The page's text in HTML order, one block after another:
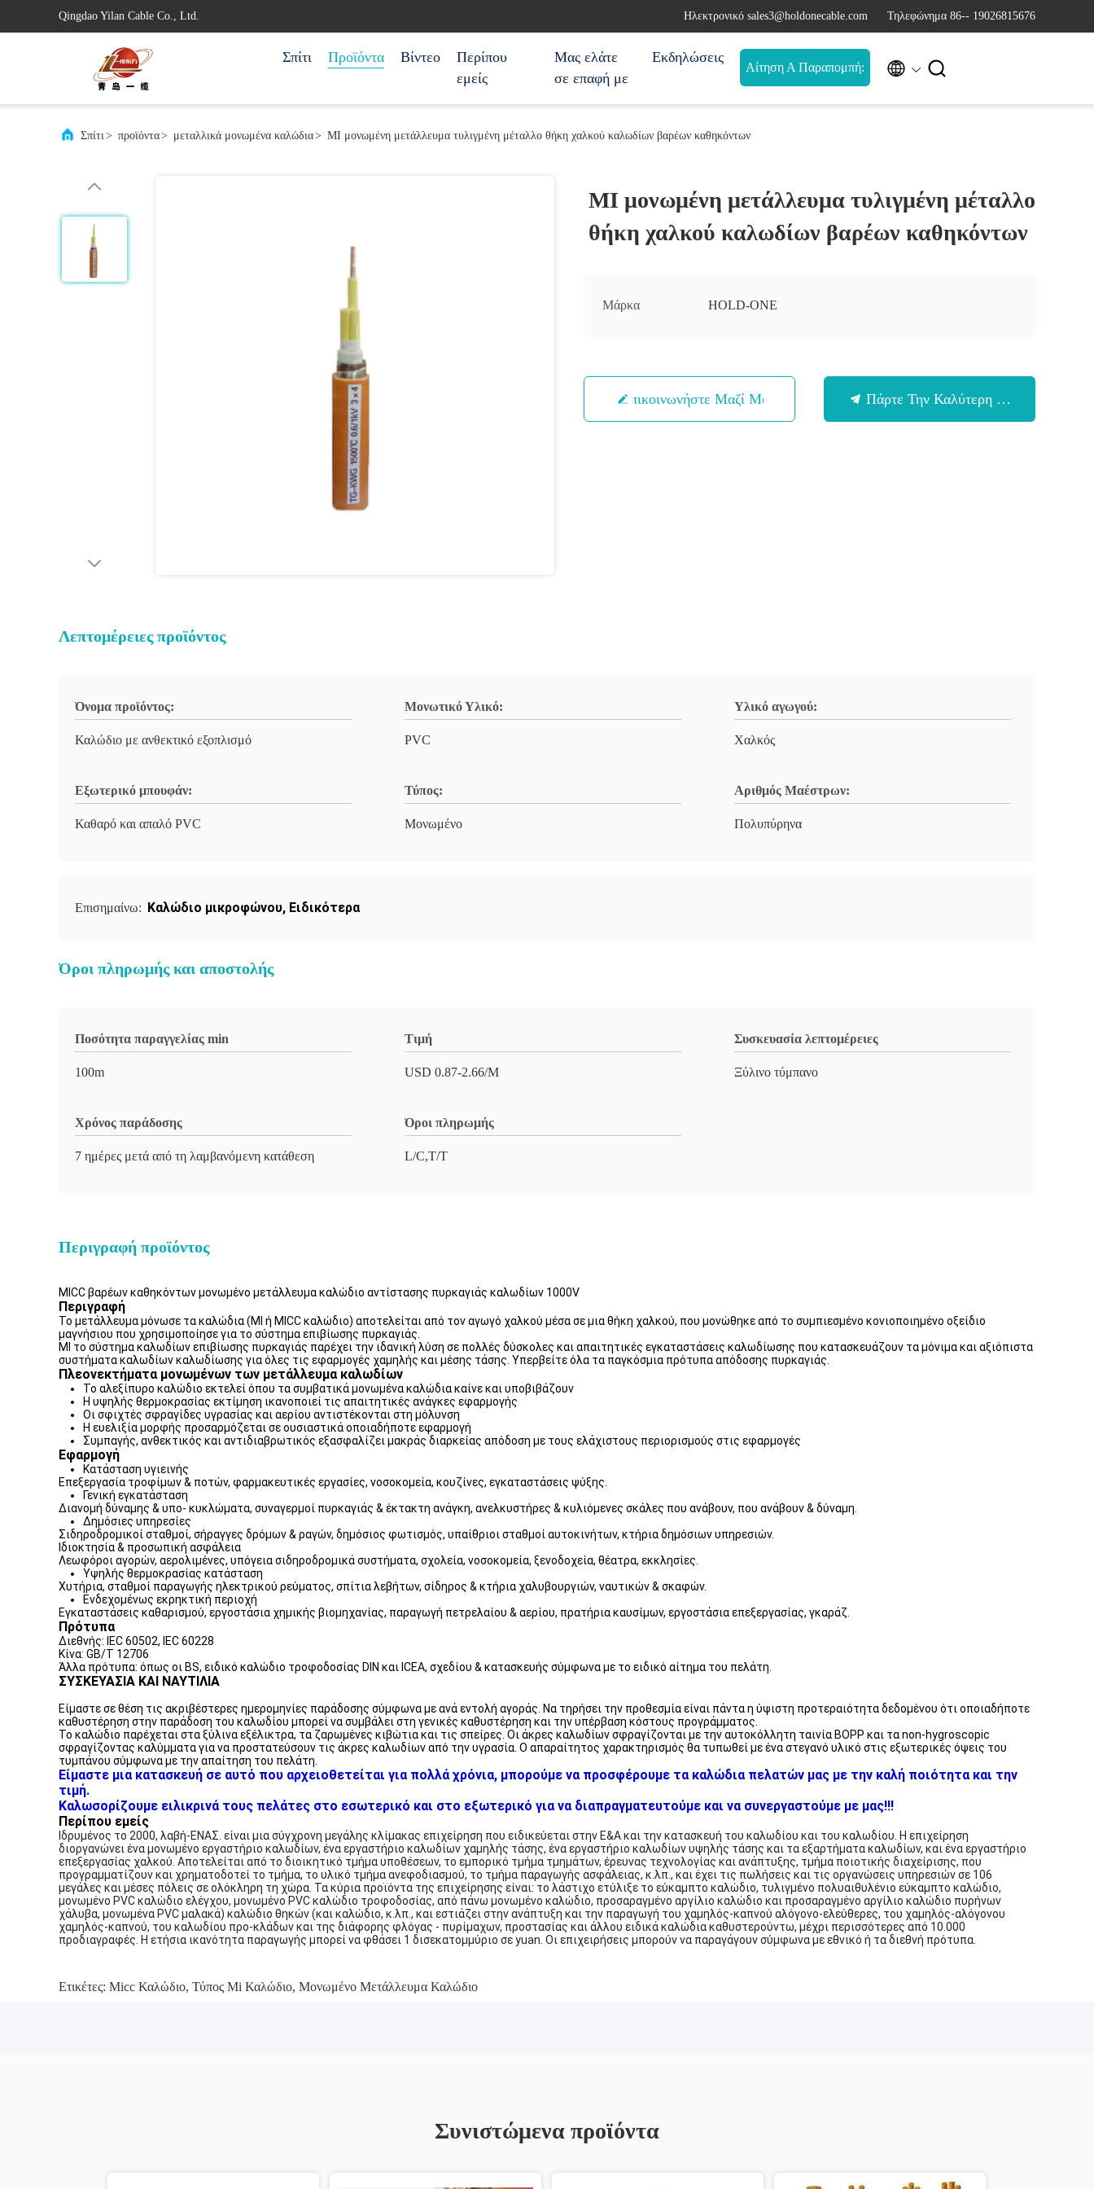
Qingdao Yilan Cable Co., Ltd. Ηλεκτρονικό sales3@holdonecable.com Τηλεφώνημα 86-- 19026815676
Σπίτι Προϊόντα Βίντεο
Περίπου
εμείς
Μας ελάτε
σε επαφή με
Εκδηλώσεις
Αίτηση Α Παραπομπή:  
Σπίτι> προϊόντα> μεταλλικά μονωμένα καλώδια> MI μονωμένη μετάλλευμα τυλιγμένη μέταλλο θήκη χαλκού καλωδίων βαρέων καθηκόντων
MI μονωμένη μετάλλευμα τυλιγμένη μέταλλο
θήκη χαλκού καλωδίων βαρέων καθηκόντων
Μάρκα HOLD-ONE
Επικοινωνήστε Μαζί Μας Πάρτε Την Καλύτερη Τιμή
Λεπτομέρειες προϊόντος
Όνομα προϊόντος:
Καλώδιο με ανθεκτικό εξοπλισμό
Μονωτικό Υλικό:
PVC
Υλικό αγωγού:
Χαλκός
Εξωτερικό μπουφάν:
Καθαρό και απαλό PVC
Τύπος:
Μονωμένο
Αριθμός Μαέστρων:
Πολυπύρηνα
Επισημαίνω: Καλώδιο μικροφώνου, Ειδικότερα
Όροι πληρωμής και αποστολής
Ποσότητα παραγγελίας min
100m
Τιμή
USD 0.87-2.66/M
Συσκευασία λεπτομέρειες
Ξύλινο τύμπανο
Χρόνος παράδοσης
7 ημέρες μετά από τη λαμβανόμενη κατάθεση
Όροι πληρωμής
L/C,T/T
Περιγραφή προϊόντος
MICC βαρέων καθηκόντων μονωμένο μετάλλευμα καλώδιο αντίστασης πυρκαγιάς καλωδίων 1000V
Περιγραφή
Το μετάλλευμα μόνωσε τα καλώδια (MI ή MICC καλώδιο) αποτελείται από τον αγωγό χαλκού μέσα σε μια θήκη χαλκού, που μονώθηκε από το συμπιεσμένο κονιοποιημένο οξείδιο
μαγνήσιου που χρησιμοποίησε για το σύστημα επιβίωσης πυρκαγιάς.
MI το σύστημα καλωδίων επιβίωσης πυρκαγιάς παρέχει την ιδανική λύση σε πολλές δύσκολες και απαιτητικές εγκαταστάσεις καλωδίωσης που κατασκευάζουν τα μόνιμα και αξιόπιστα
συστήματα καλωδίων καλωδίωσης για όλες τις εφαρμογές χαμηλής και μέσης τάσης. Υπερβείτε όλα τα παγκόσμια πρότυπα απόδοσης πυρκαγιάς.
Πλεονεκτήματα μονωμένων των μετάλλευμα καλωδίων
Το αλεξίπυρο καλώδιο εκτελεί όπου τα συμβατικά μονωμένα καλώδια καίνε και υποβιβάζουν
Η υψηλής θερμοκρασίας εκτίμηση ικανοποιεί τις απαιτητικές ανάγκες εφαρμογής
Οι σφιχτές σφραγίδες υγρασίας και αερίου αντιστέκονται στη μόλυνση
Η ευελιξία μορφής προσαρμόζεται σε ουσιαστικά οποιαδήποτε εφαρμογή
Συμπαγής, ανθεκτικός και αντιδιαβρωτικός εξασφαλίζει μακράς διαρκείας απόδοση με τους ελάχιστους περιορισμούς στις εφαρμογές
Εφαρμογή
Κατάσταση υγιεινής
Επεξεργασία τροφίμων & ποτών, φαρμακευτικές εργασίες, νοσοκομεία, κουζίνες, εγκαταστάσεις ψύξης.
Γενική εγκατάσταση
Διανομή δύναμης & υπο- κυκλώματα, συναγερμοί πυρκαγιάς & έκτακτη ανάγκη, ανελκυστήρες & κυλιόμενες σκάλες που ανάβουν, που ανάβουν & δύναμη.
Δημόσιες υπηρεσίες
Σιδηροδρομικοί σταθμοί, σήραγγες δρόμων & ραγών, δημόσιος φωτισμός, υπαίθριοι σταθμοί αυτοκινήτων, κτήρια δημόσιων υπηρεσιών.
Ιδιοκτησία & προσωπική ασφάλεια
Λεωφόροι αγορών, αερολιμένες, υπόγεια σιδηροδρομικά συστήματα, σχολεία, νοσοκομεία, ξενοδοχεία, θέατρα, εκκλησίες.
Υψηλής θερμοκρασίας κατάσταση
Χυτήρια, σταθμοί παραγωγής ηλεκτρικού ρεύματος, σπίτια λεβήτων, σίδηρος & κτήρια χαλυβουργιών, ναυτικών & σκαφών.
Ενδεχομένως εκρηκτική περιοχή
Εγκαταστάσεις καθαρισμού, εργοστάσια χημικής βιομηχανίας, παραγωγή πετρελαίου & αερίου, πρατήρια καυσίμων, εργοστάσια επεξεργασίας, γκαράζ.
Πρότυπα
Διεθνής: IEC 60502, IEC 60228
Κίνα: GB/T 12706
Άλλα πρότυπα: όπως οι BS, ειδικό καλώδιο τροφοδοσίας DIN και ICEA, σχεδίου & κατασκευής σύμφωνα με το ειδικό αίτημα του πελάτη.
ΣΥΣΚΕΥΑΣΙΑ ΚΑΙ ΝΑΥΤΙΛΙΑ
Είμαστε σε θέση τις ακριβέστερες ημερομηνίες παράδοσης σύμφωνα με ανά εντολή αγοράς. Να τηρήσει την προθεσμία είναι πάντα η ύψιστη προτεραιότητα δεδομένου ότι οποιαδήποτε
καθυστέρηση στην παράδοση του καλωδίου μπορεί να συμβάλει στη γενικές καθυστέρηση και την υπέρβαση κόστους προγράμματος.
Το καλώδιο παρέχεται στα ξύλινα εξέλικτρα, τα ζαρωμένες κιβώτια και τις σπείρες. Οι άκρες καλωδίων σφραγίζονται με την αυτοκόλλητη ταινία BOPP και τα non-hygroscopic
σφραγίζοντας καλύμματα για να προστατεύσουν τις άκρες καλωδίων από την υγρασία. Ο απαραίτητος χαρακτηρισμός θα τυπωθεί με ένα στεγανό υλικό στις εξωτερικές όψεις του
τυμπάνου σύμφωνα με την απαίτηση του πελάτη.
Είμαστε μια κατασκευή σε αυτό που αρχειοθετείται για πολλά χρόνια, μπορούμε να προσφέρουμε τα καλώδια πελατών μας με την καλή ποιότητα και την
τιμή.
Καλωσορίζουμε ειλικρινά τους πελάτες στο εσωτερικό και στο εξωτερικό για να διαπραγματευτούμε και να συνεργαστούμε με μας!!!
Περίπου εμείς
Ιδρυμένος το 2000, λαβή-ΕΝΑΣ. είναι μια σύγχρονη μεγάλης κλίμακας επιχείρηση που ειδικεύεται στην Ε&Α και την κατασκευή του καλωδίου και του καλωδίου. Η επιχείρηση
διοργανώνει ένα μονωμένο εργαστήριο καλωδίων, ένα εργαστήριο καλωδίων χαμηλής τάσης, ένα εργαστήριο καλωδίων υψηλής τάσης και τα εξαρτήματα καλωδίων, και ένα εργαστήριο
επεξεργασίας χαλκού. Αποτελείται από το διοικητικό τμήμα υποθέσεων, το εμπορικό τμήμα τμημάτων, έρευνας τεχνολογίας και ανάπτυξης, τμήμα ποιοτικής διαχείρισης, που
προγραμματίζουν και χρηματοδοτεί το τμήμα, το υλικό τμήμα ανεφοδιασμού, το τμήμα παραγωγής ασφάλειας, κ.λπ., και έχει τις πωλήσεις και τις οργανώσεις υπηρεσιών σε 106
μεγάλες και μέσες πόλεις σε ολόκληρη τη χώρα. Τα κύρια προϊόντα της επιχείρησης είναι: το λάστιχο ετύλιξε το εύκαμπτο καλώδιο, τυλιγμένο πολυαιθυλένιο εύκαμπτο καλώδιο,
μονωμένο PVC καλώδιο ελέγχου, μονωμένο PVC καλώδιο τροφοδοσίας, από πάνω μονωμένο καλώδιο, προσαραγμένο αργίλιο καλώδιο και προσαραγμένο αργίλιο καλώδιο πυρήνων
χάλυβα, μονωμένα PVC μαλακά) καλώδιο θηκών (και καλώδιο, κ.λπ., και εστιάζει στην ανάπτυξη και την παραγωγή του χαμηλός-καπνού αλόγονο-ελεύθερες, του χαμηλός-αλόγονου
χαμηλός-καπνού, του καλωδίου προ-κλάδων και της διάφορης φλόγας - πυρίμαχων, προστασίας και άλλου ειδικά καλώδια καθυστερούντω, μέχρι περισσότερες από 10.000
προδιαγραφές. Η ετήσια ικανότητα παραγωγής μπορεί να φθάσει 1 δισεκατομμύριο σε yuan. Οι επιχειρήσεις μπορούν να παραγάγουν σύμφωνα με εθνικό ή τα διεθνή πρότυπα.
Ετικέτες: Micc Καλώδιο, Τύπος Mi Καλώδιο, Μονωμένο Μετάλλευμα Καλώδιο
Συνιστώμενα προϊόντα